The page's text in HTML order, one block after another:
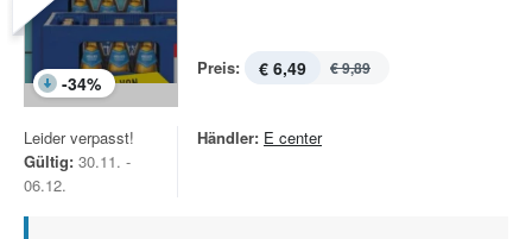
-34%
Preis: € 6,49 € 9,89
Leider verpasst!
Gültig: 30.11. -
06.12.
Händler: E center